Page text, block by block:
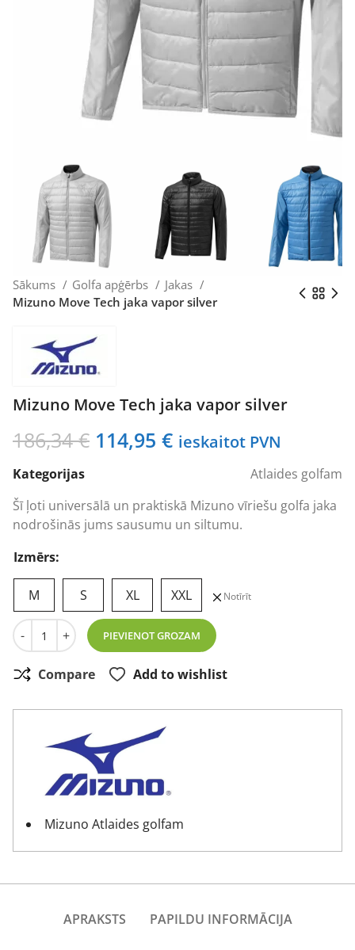
Sākums Golfa apģērbs
Jakas
Mizuno Move Tech jaka vapor silver
Mizuno Move Tech jaka vapor silver
186,34€ Original
186,34 €.
114,95 €Current
114,95 €.
ieskaitot PVN
Kategorijas
Atlaides golfam
Šī ļoti universālā un praktiskā Mizuno vīriešu golfa jaka
nodrošinās jums sausumu un siltumu.
Izmērs:
M S XL XXL Notīrīt
-
Mizuno Move Tech jaka vapor silver daudzums
+ PIEVIENOT GROZAM
Compare Add to wishlist
Mizuno Atlaides golfam
APRAKSTS PAPILDU INFORMĀCIJA